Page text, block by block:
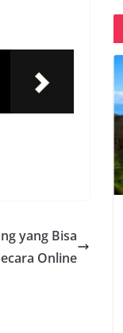
yang Bisa
Online